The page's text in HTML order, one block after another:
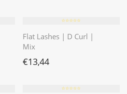
⭐️⭐️⭐️⭐️⭐️
Flat Lashes | D Curl |
Mix
€13,44
⭐️⭐️⭐️⭐️⭐️